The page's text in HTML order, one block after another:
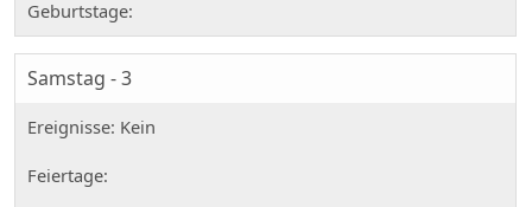
Samstag - 3